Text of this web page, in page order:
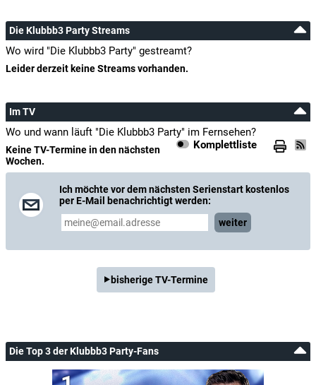
Die Klubbb3 Party Streams
Wo wird "Die Klubbb3 Party" gestreamt?
Leider derzeit keine Streams vorhanden.
Im TV
Wo und wann läuft "Die Klubbb3 Party" im Fernsehen?
Komplettliste
Keine TV-Termine in den nächsten
Wochen.
Ich möchte vor dem nächsten Serienstart kostenlos
per E-Mail benachrichtigt werden:
weiter
bisherige TV-Termine
Die Top 3 der Klubbb3 Party-Fans